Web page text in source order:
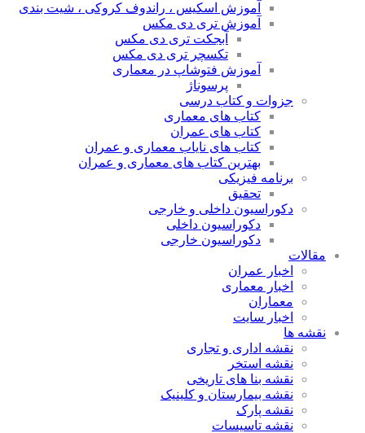
آموزش اسکیس ، راندوف کروکی ، شیت بندی
آموزش تری دی مکس
آبجکت تری دی مکس
تکسچر تری دی مکس
آموزش فتوشاپ در معماری
پرسوناژ
جزوات و کتاب درسی
کتاب های معماری
کتاب های عمران
کتاب های نایاب معماری و عمران
بهترین کتاب های معماری و عمران
برنامه فیزیکی
تحقیق
دکوراسیون داخلی و خارجی
دکوراسیون داخلی
دکوراسیون خارجی
مقالات
اخبار عمران
اخبار معماری
معماران
اخبار سایت
نقشه ها
نقشه اداری و تجاری
نقشه استخر
نقشه بنا های تاریخی
نقشه بیمارستان و کلینیک
نقشه پارک
نقشه تاسیسات